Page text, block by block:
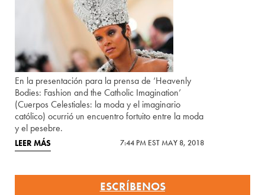
En la presentación para la prensa de ‘Heavenly
Bodies: Fashion and the Catholic Imagination’
(Cuerpos Celestiales: la moda y el imaginario
católico) ocurrió un encuentro fortuito entre la moda
y el pesebre.
LEER MÁS 7:44 PM EST MAY 8, 2018
ESCRÍBENOS